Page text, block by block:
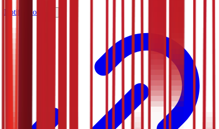
Notifications